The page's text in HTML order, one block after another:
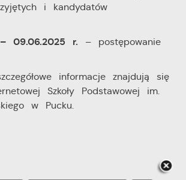
i kandydatów
09.06.2025 r.
– postępowanie
informacje znajdują się
Szkoły Podstawowej im.
w Pucku.